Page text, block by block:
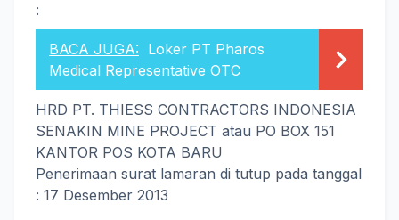
:
BACA JUGA: Loker PT Pharos
Medical Representative OTC
HRD PT. THIESS CONTRACTORS INDONESIA
SENAKIN MINE PROJECT atau PO BOX 151
KANTOR POS KOTA BARU
Penerimaan surat lamaran di tutup pada tanggal
: 17 Desember 2013